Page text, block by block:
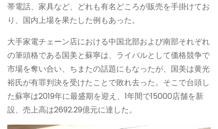
帯電話、家具など、どれも有名どころが販売を手掛けてお
り、国内上場を果たした例もあった。
大手家電チェーン店における中国北部および南部それぞれ
の筆頭格である国美と蘇寧は、ライバルとして価格競争で
市場を奪い合い、ちまたの話題にもなったが、国美は黄光
裕氏が有罪判決を受けたことで敗れ去った。そこで台頭し
た蘇寧は2019年に最盛期を迎え、1年間で15000店舗を新
設、売上高は2692.29億元に達した。